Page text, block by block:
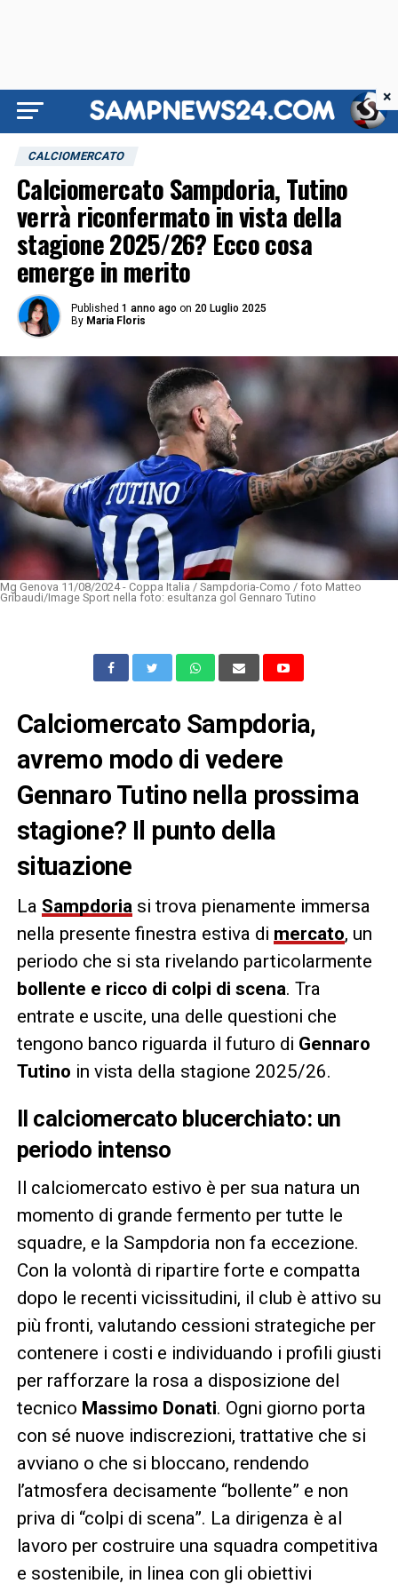
CALCIOMERCATO
Calciomercato Sampdoria, Tutino
verrà riconfermato in vista della
stagione 2025/26? Ecco cosa
emerge in merito
Published 1 anno ago on 20 Luglio 2025
By Maria Floris
Mg Genova 11/08/2024 - Coppa Italia / Sampdoria-Como / foto Matteo
Gribaudi/Image Sport nella foto: esultanza gol Gennaro Tutino
Calciomercato Sampdoria,
avremo modo di vedere
Gennaro Tutino nella prossima
stagione? Il punto della
situazione
La Sampdoriasi trova pienamente immersa
nella presente finestra estiva di mercato, un
periodo che si sta rivelando particolarmente
bollente e ricco di colpi di scena. Tra
entrate e uscite, una delle questioni che
tengono banco riguarda il futuro di Gennaro
Tutino in vista della stagione 2025/26.
Il calciomercato blucerchiato: un
periodo intenso
Il calciomercato estivo è per sua natura un
momento di grande fermento per tutte le
squadre, e la Sampdoria non fa eccezione.
Con la volontà di ripartire forte e compatta
dopo le recenti vicissitudini, il club è attivo su
più fronti, valutando cessioni strategiche per
contenere i costi e individuando i profili giusti
per rafforzare la rosa a disposizione del
tecnico Massimo Donati. Ogni giorno porta
con sé nuove indiscrezioni, trattative che si
avviano o che si bloccano, rendendo
l’atmosfera decisamente “bollente” e non
priva di “colpi di scena”. La dirigenza è al
lavoro per costruire una squadra competitiva
e sostenibile, in linea con gli obiettivi
×